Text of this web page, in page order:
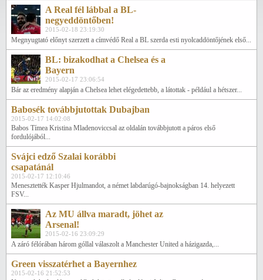
A Real fél lábbal a BL-
negyeddöntőben!
2015-02-18 23:19:30
Megnyugtató előnyt szerzett a címvédő Real a BL szerda esti nyolcaddöntőjének első...
BL: bizakodhat a Chelsea és a
Bayern
2015-02-17 23:06:54
Bár az eredmény alapján a Chelsea lehet elégedettebb, a látottak - például a hétszer...
Babosék továbbjutottak Dubajban
2015-02-17 14:02:08
Babos Tímea Kristina Mladenoviccsal az oldalán továbbjutott a páros első
fordulójából...
Svájci edző Szalai korábbi
csapatánál
2015-02-17 12:10:46
Menesztették Kasper Hjulmandot, a német labdarúgó-bajnokságban 14. helyezett
FSV...
Az MU állva maradt, jöhet az
Arsenal!
2015-02-16 23:09:29
A záró félórában három góllal válaszolt a Manchester United a házigazda,...
Green visszatérhet a Bayernhez
2015-02-16 21:52:53